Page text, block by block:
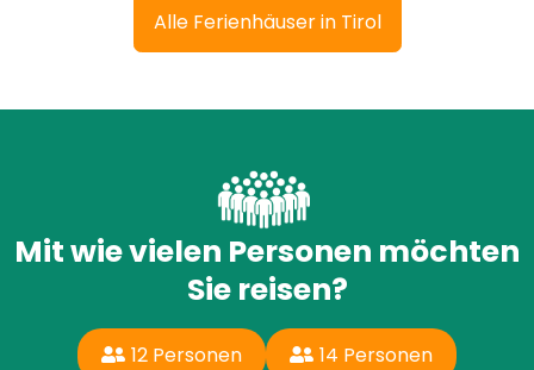
Alle Ferienhäuser in Tirol
Mit wie vielen Personen möchten
Sie reisen?
12 Personen
14 Personen